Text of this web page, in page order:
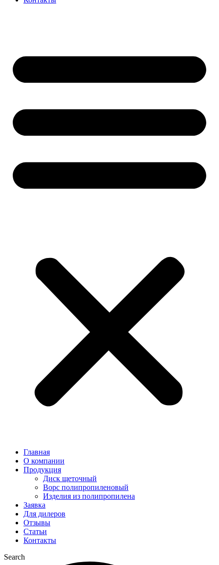
Главная
О компании
Продукция
Диск щеточный
Ворс полипропиленовый
Изделия из полипропилена
Заявка
Для дилеров
Отзывы
Статьи
Контакты
Search